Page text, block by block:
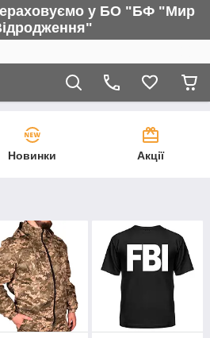
у БО "БФ "Мир
Новинки Акції